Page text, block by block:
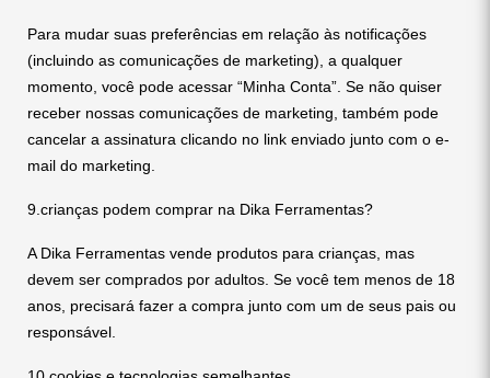
Para mudar suas preferências em relação às notificações
(incluindo as comunicações de marketing), a qualquer
momento, você pode acessar “Minha Conta”. Se não quiser
receber nossas comunicações de marketing, também pode
cancelar a assinatura clicando no link enviado junto com o e-
mail do marketing.
9.crianças podem comprar na Dika Ferramentas?
A Dika Ferramentas vende produtos para crianças, mas
devem ser comprados por adultos. Se você tem menos de 18
anos, precisará fazer a compra junto com um de seus pais ou
responsável.